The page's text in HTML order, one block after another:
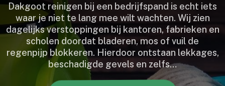
Dakgoot reinigen bij een bedrijfspand is echt iets
waar je niet te lang mee wilt wachten.​ Wij zien
dagelijks verstoppingen bij kantoren, fabrieken en
scholen doordat bladeren, mos of vuil de
regenpijp blokkeren.​ Hierdoor ontstaan lekkages,
beschadigde gevels en zelfs…